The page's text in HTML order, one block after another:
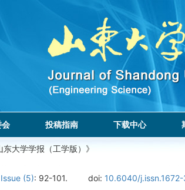
会 投稿指南 下载中心
东大学学报（工学版）》
Issue (5): 92-101. doi: 10.6040/